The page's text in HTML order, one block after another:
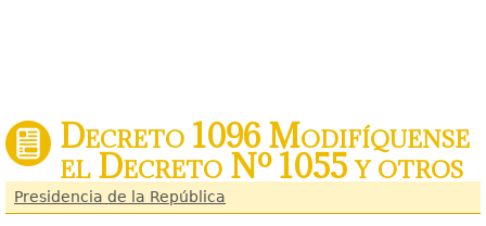
Decreto 1096 Modifíquense
el Decreto Nº 1055 y otros
Presidencia de la República